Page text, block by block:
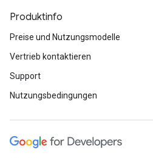
Produktinfo
Preise und Nutzungsmodelle
Vertrieb kontaktieren
Support
Nutzungsbedingungen